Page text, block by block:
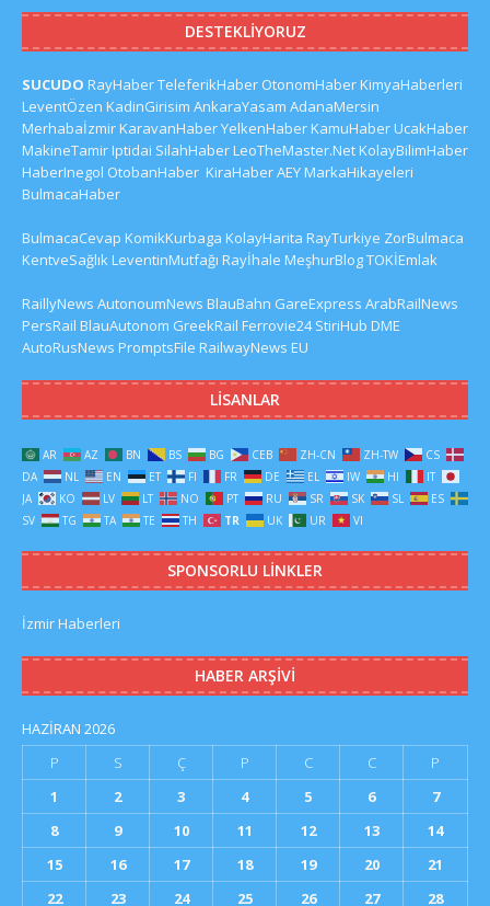
DESTEKLIYORUZ
SUCUDO RayHaberTeleferikHaber OtonomHaberKimyaHaberleri
LeventÖzen KadinGirisim AnkaraYasam AdanaMersin
MerhabaİzmirKaravanHaberYelkenHaberKamuHaberUcakHaber
MakineTamirIptidai SilahHaberLeoTheMaster.NetKolayBilimHaber
HaberInegol OtobanHaber KiraHaberAEYMarkaHikayeleri
BulmacaHaber
BulmacaCevap KomikKurbaga KolayHarita RayTurkiye ZorBulmaca
KentveSağlıkLeventinMutfağı Rayİhale MeşhurBlogTOKİEmlak
RaillyNews AutonoumNews BlauBahn GareExpress ArabRailNews
PersRail BlauAutonom GreekRail Ferrovie24 StiriHub DME
AutoRusNews PromptsFile RailwayNews EU
LISANLAR
AR AZ BN BS BG CEB ZH-CN ZH-TW
CS
DA
NL EN ET FI FR DE EL IW HI
IT
JA
KO LV LT NO PT RU SR SK SL
ES
SV
TG TA TE TH TR UK UR VI
SPONSORLU LINKLER
İzmir Haberleri
HABER ARŞIVI
HAZIRAN 2026
P
S Ç P C C
P
1
2 3 4 5 6
7
8
9 10 11 12 13
14
15
16 17 18 19 20
21
22
23 24 25 26 27 28